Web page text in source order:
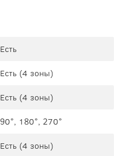
Есть
Есть (4 зоны)
Есть (4 зоны)
90°, 180°, 270°
Есть (4 зоны)